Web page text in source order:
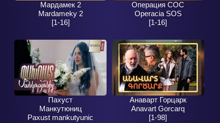
Мардамек 2
Mardameky 2
[1-16]
Операция СОС
Operacia SOS
[1-16]
Пахуст
Манкутюниц
Paxust mankutyunic
Анаварт Горцарк
Anavart Gorcarq
[1-98]